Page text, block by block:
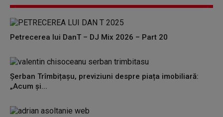
Petrecerea lui DanT – DJ Mix 2026 – Part 20
Șerban Trîmbițașu, previziuni despre piața imobiliară:
„Acum și...